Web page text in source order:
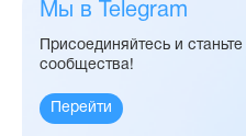
Мы в Telegram
Присоединяйтесь и
сообщества!
Перейти